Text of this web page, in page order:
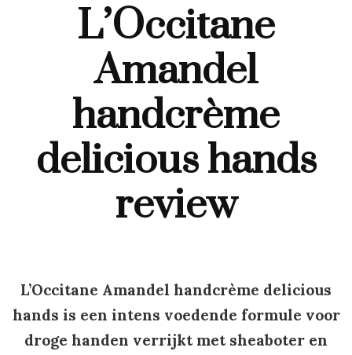
L’Occitane
Amandel
handcrème
delicious hands
review
L’Occitane Amandel handcrème delicious
hands is een intens voedende formule voor
droge handen verrijkt met sheaboter en